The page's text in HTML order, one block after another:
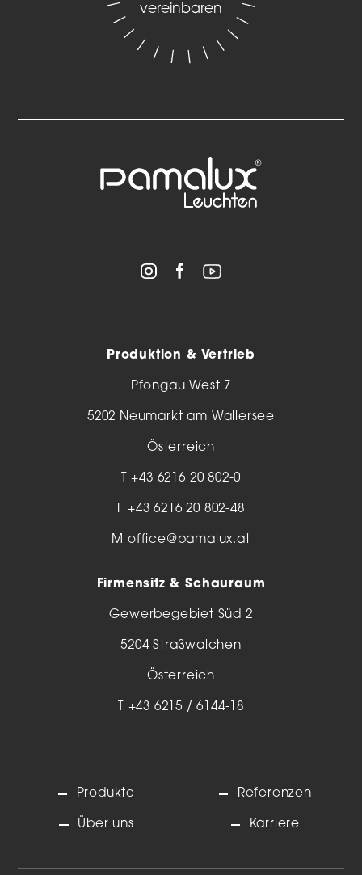
vereinbaren
Produktion & Vertrieb
Pfongau West 7
5202 Neumarkt am Wallersee
Österreich
T+43 6216 20 802-0
F +43 6216 20 802-48
M office@pamalux.at
Firmensitz & Schauraum
Gewerbegebiet Süd 2
5204 Straßwalchen
Österreich
T +43 6215 / 6144-18
Produkte
Über uns
Referenzen
Karriere